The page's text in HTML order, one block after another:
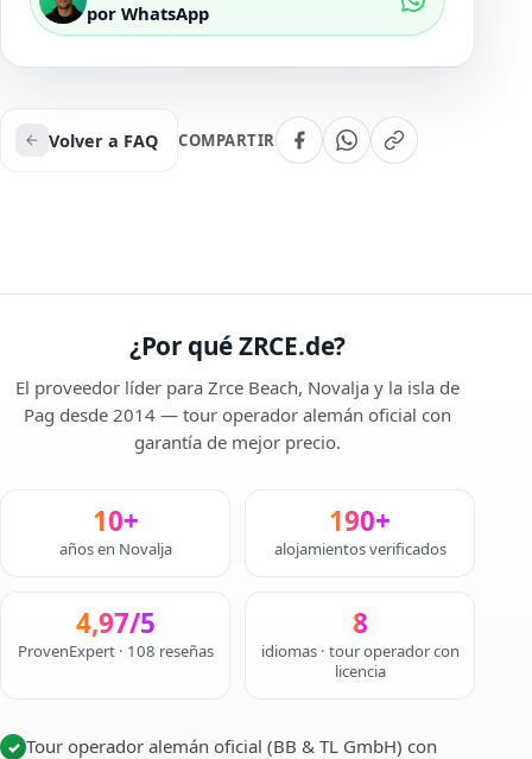
por WhatsApp
Volver a FAQ COMPARTIR
¿Por qué ZRCE.de?
El proveedor líder para Zrce Beach, Novalja y la isla de
Pag desde 2014 — tour operador alemán oficial con
garantía de mejor precio.
10+
años en Novalja
190+
alojamientos verificados
4,97/5
ProvenExpert · 108 reseñas
8
idiomas · tour operador con
licencia
✓ Tour operador alemán oficial (BB & TL GmbH) con